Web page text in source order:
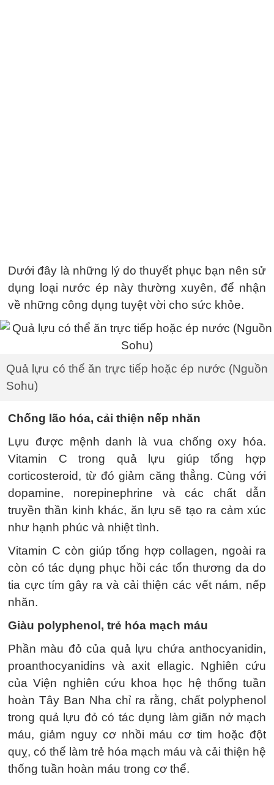
Dưới đây là những lý do thuyết phục bạn nên sử
dụng loại nước ép này thường xuyên, để nhận
về những công dụng tuyệt vời cho sức khỏe.
Quả lựu có thể ăn trực tiếp hoặc ép nước (Nguồn
Sohu)
Chống lão hóa, cải thiện nếp nhăn
Lựu được mệnh danh là vua chống oxy hóa.
Vitamin C trong quả lựu giúp tổng hợp
corticosteroid, từ đó giảm căng thẳng. Cùng với
dopamine, norepinephrine và các chất dẫn
truyền thần kinh khác, ăn lựu sẽ tạo ra cảm xúc
như hạnh phúc và nhiệt tình.
Vitamin C còn giúp tổng hợp collagen, ngoài ra
còn có tác dụng phục hồi các tổn thương da do
tia cực tím gây ra và cải thiện các vết nám, nếp
nhăn.
Giàu polyphenol, trẻ hóa mạch máu
Phần màu đỏ của quả lựu chứa anthocyanidin,
proanthocyanidins và axit ellagic. Nghiên cứu
của Viện nghiên cứu khoa học hệ thống tuần
hoàn Tây Ban Nha chỉ ra rằng, chất polyphenol
trong quả lựu đỏ có tác dụng làm giãn nở mạch
máu, giảm nguy cơ nhồi máu cơ tim hoặc đột
quỵ, có thể làm trẻ hóa mạch máu và cải thiện hệ
thống tuần hoàn máu trong cơ thể.